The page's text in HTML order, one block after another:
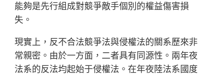
能夠是先行組成對競爭敵手個別的權益傷害損
失。
現實上，反不合法競爭法與侵權法的關系歷來非
常親密。由於一方面，二者具有同源性。兩年夜
法系的反法均起始于侵權法。在年夜陸法系國度